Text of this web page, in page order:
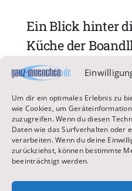
Um dir ein optimales Erlebnis zu
wie Cookies, um
zuzugreifen. Wenn du diesen
Daten wie das Surfverhalten oder
verarbeiten. Wenn du deine
zurückziehst, können bestimmte
beeinträchtigt werden.
Ein Blick hinter
Küche der
Oiden Wiesn
Oktober 28, 2025